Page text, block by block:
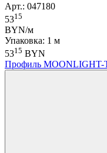
Арт.: 047180
5315
BYN/м
Упаковка: 1 м
5315 BYN
Профиль MOONLIGHT-